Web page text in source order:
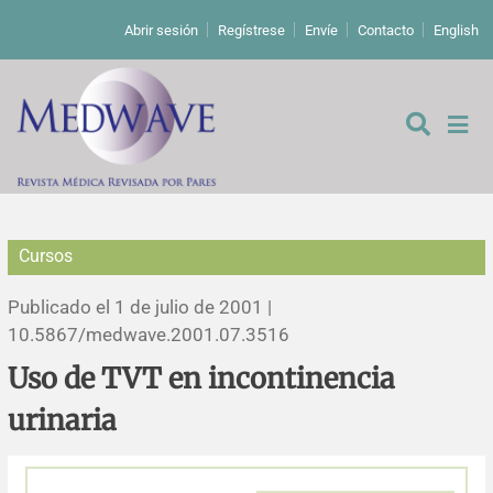
Abrir sesión Regístrese Envíe Contacto English
De los editores
Editoriales
Comentarios
Estudios originales
Cursos
Publicado el 1 de julio de 2001 |
10.5867/medwave.2001.07.3516
Uso de TVT en incontinencia
urinaria